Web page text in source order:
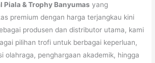
Piala & Trophy Banyumas yang
premium dengan harga terjangkau kini
produsen dan distributor utama, kami
pilihan trofi untuk berbagai keperluan,
olahraga, penghargaan akademik, hingga